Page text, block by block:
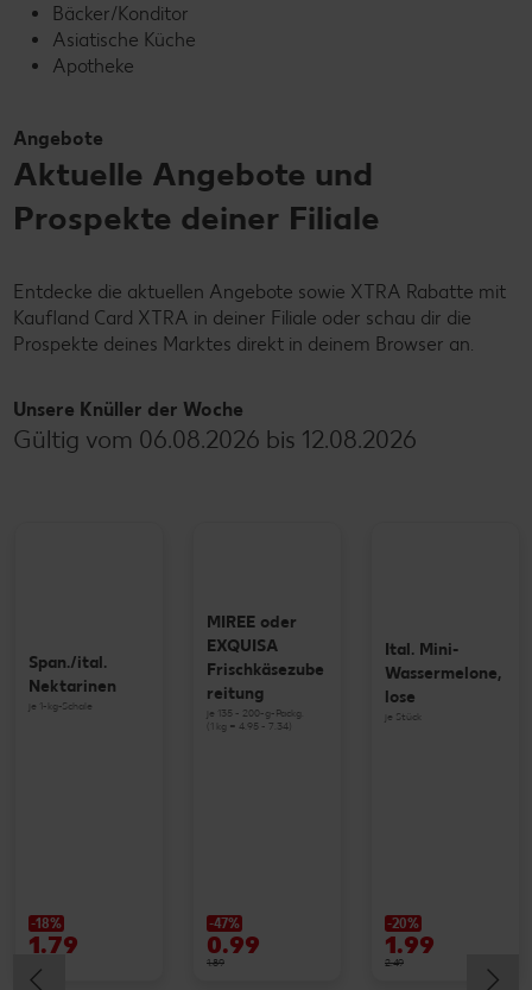
Bäcker/Konditor
Asiatische Küche
Apotheke
Angebote
Aktuelle Angebote und
Prospekte deiner Filiale
Entdecke die aktuellen Angebote sowie XTRA Rabatte mit
Kaufland Card XTRA in deiner Filiale oder schau dir die
Prospekte deines Marktes direkt in deinem Browser an.
Unsere Knüller der Woche
Gültig vom 06.08.2026 bis 12.08.2026
Span./ital.
Nektarinen
je 1-kg-Schale
-18%
1.79
MIREE oder
EXQUISA
Frischkäsezube
reitung
je 135 - 200-g-Packg.
(1 kg = 4.95 - 7.34)
-47%
0.99
1.89
Ital. Mini-
Wassermelone,
lose
je Stück
-20%
1.99
2.49